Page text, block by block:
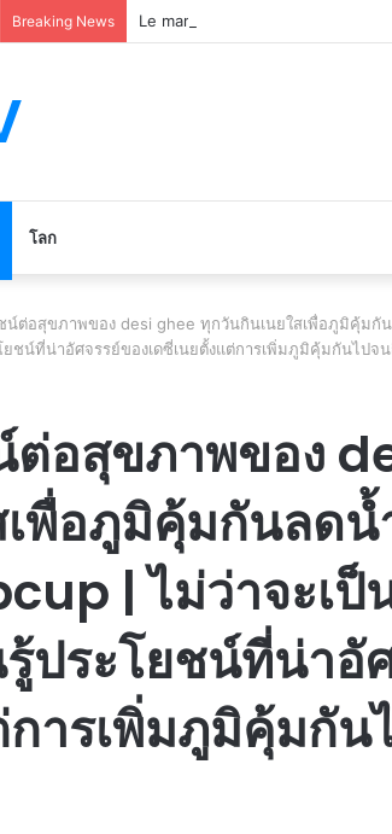
Breaking News Le marché du véhicule
โลก
น์ต่อสุขภาพของ desi ghee ทุกวันกินเนยใสเพื่อภูมิคุ้ม
ชน์ที่น่าอัศจรรย์ของเดซี่เนยตั้งแต่การเพิ่มภูมิคุ้มกันไปจ
ต่อสุขภาพของ
เพื่อภูมิคุ้มกันลด
| ไม่ว่าจะเ
ประโยชน์ที่น่าอั
การเพิ่มภูมิคุ้มกัน